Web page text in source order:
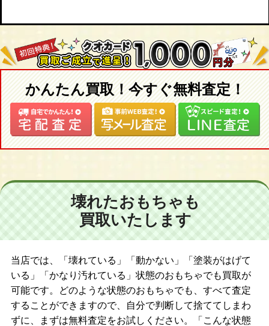
かんたん買取！今すぐ無料査定！
壊れたおもちゃも
買取いたします
当店では、「壊れている」「動かない」「塗装がはげて
いる」「かなり汚れている」状態のおもちゃでも買取が
可能です。どのような状態のおもちゃでも、すべて査定
することができますので、自分で判断して捨ててしまわ
ずに、まずは無料査定をお試しください。「こんな状態